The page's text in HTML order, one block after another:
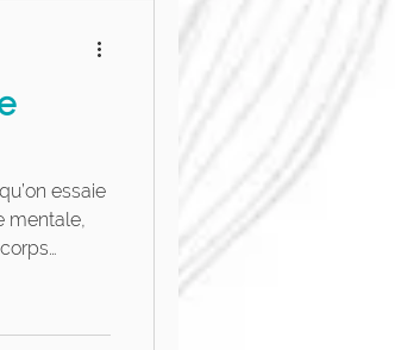
essaie
mentale,
et mentale